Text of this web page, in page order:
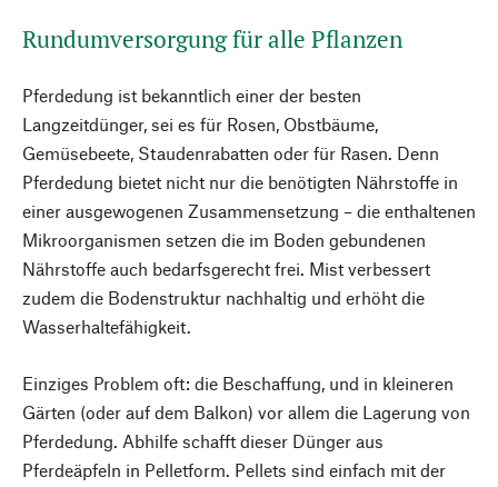
Rundumversorgung für alle Pflanzen
Pferdedung ist bekanntlich einer der besten
Langzeitdünger, sei es für Rosen, Obstbäume,
Gemüsebeete, Staudenrabatten oder für Rasen. Denn
Pferdedung bietet nicht nur die benötigten Nährstoffe in
einer ausgewogenen Zusammensetzung – die enthaltenen
Mikroorganismen setzen die im Boden gebundenen
Nährstoffe auch bedarfsgerecht frei. Mist verbessert
zudem die Bodenstruktur nachhaltig und erhöht die
Wasserhaltefähigkeit.
Einziges Problem oft: die Beschaffung, und in kleineren
Gärten (oder auf dem Balkon) vor allem die Lagerung von
Pferdedung. Abhilfe schafft dieser Dünger aus
Pferdeäpfeln in Pelletform. Pellets sind einfach mit der